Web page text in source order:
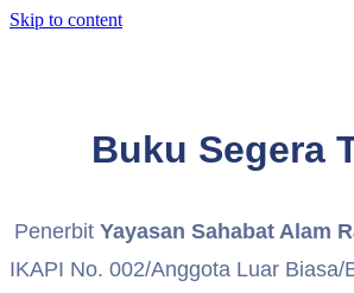
Skip to content
Buku Segera
Penerbit Yayasan Sahabat Alam
IKAPI No. 002/Anggota Luar Biasa/